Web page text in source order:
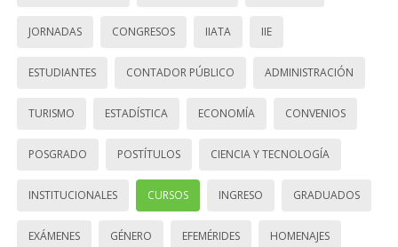
JORNADAS CONGRESOS IIATA IIE
ESTUDIANTES CONTADOR PÚBLICO ADMINISTRACIÓN
TURISMO ESTADÍSTICA ECONOMÍA CONVENIOS
POSGRADO POSTÍTULOS CIENCIA Y TECNOLOGÍA
INSTITUCIONALES CURSOS INGRESO GRADUADOS
EXÁMENES GÉNERO EFEMÉRIDES HOMENAJES